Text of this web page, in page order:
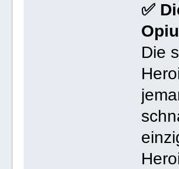
✅
Die